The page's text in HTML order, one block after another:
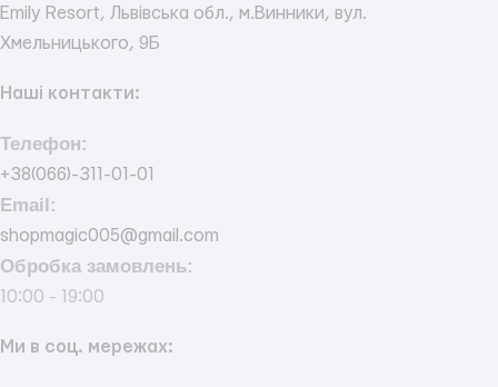
Emily Resort, Львівська обл., м.Винники, вул.
Хмельницького, 9Б
Наші контакти:
Телефон:
+38(066)-311-01-01
Email:
shopmagic005@gmail.com
Обробка замовлень:
10:00 - 19:00
Ми в соц. мережах: